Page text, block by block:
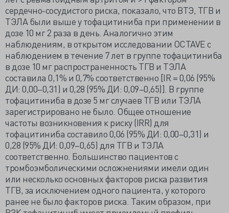
сердечно-сосудистого риска, показало, что ВТЭ, ТГВ и
ТЭЛА были выше у тофацитиниба при применении в
дозе 10 мг 2 раза в день. Аналогично этим
наблюдениям, в открытом исследовании OCTAVE с
наблюдением в течение 7 лет в группе тофацитиниба
в дозе 10 мг распространенность ТГВ и ТЭЛА
составила 0,1% и 0,7% соответственно [IR = 0,06 (95%
ДИ: 0,00–0,31) и 0,28 (95% ДИ: 0,09–0,65)]. В группе
тофацитиниба в дозе 5 мг случаев ТГВ или ТЭЛА
зарегистрировано не было. Общее отношение
частоты возникновения к риску (IRR) для
тофацитиниба составило 0,06 (95% ДИ: 0,00–0,31) и
0,28 (95% ДИ: 0,09–0,65) для ТГВ и ТЭЛА
соответственно. Большинство пациентов с
тромбоэмболическими осложнениями имели один
или несколько основных факторов риска развития
ТГВ, за исключением одного пациента, у которого
ранее не было факторов риска. Таким образом, при